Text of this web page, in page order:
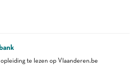
te lezen op Vlaanderen.be